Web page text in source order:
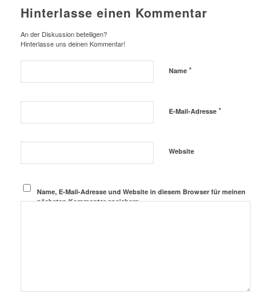
Hinterlasse einen Kommentar
An der Diskussion beteiligen?
Hinterlasse uns deinen Kommentar!
Name *
E-Mail-Adresse *
Website
Name, E-Mail-Adresse und Website in diesem Browser für meinen
nächsten Kommentar speichern.